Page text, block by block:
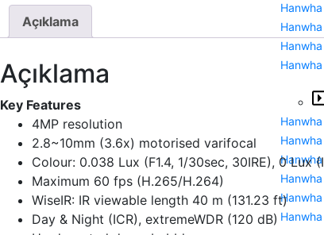
Hanwha
Açıklama
Açıklama
Key Features
4MP resolution
2.8~10mm (3.6x) motorised varifocal
Colour: 0.038 Lux (F1.4, 1/30sec, 30IRE), 0 Lux
Maximum 60 fps (H.265/H.264)
WiseIR: IR viewable length 40 m (131.23 ft)
Day & Night (ICR), extremeWDR (120 dB)